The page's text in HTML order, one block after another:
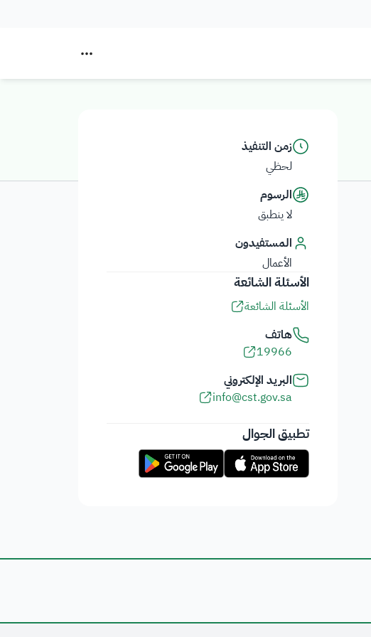
زمن التنفيذ
لحظي
الرسوم
لا ينطبق
المستفيدون
الأعمال
الأسئلة الشائعة
الأسئلة الشائعة
هاتف
19966
البريد الإلكتروني
info@cst.gov.sa
تطبيق الجوال